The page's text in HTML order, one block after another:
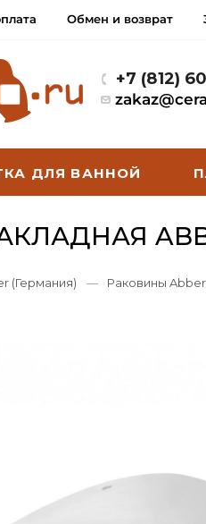
Обмен и возврат
+7 (812)
ДЛЯ ВАННОЙ
(Германия) — Раковины Abber